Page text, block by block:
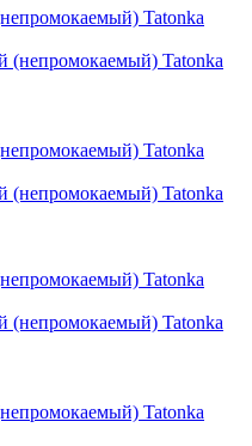
Tatonka
Tatonka
Tatonka
Tatonka